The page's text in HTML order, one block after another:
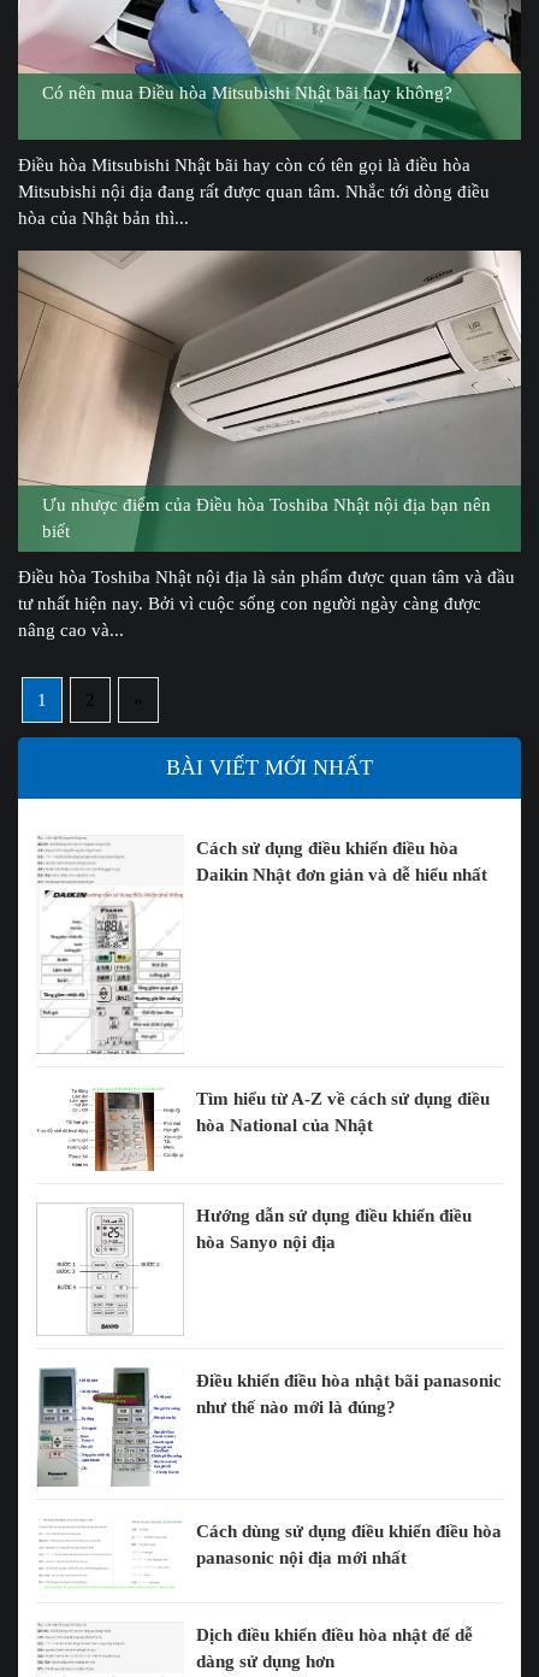
Có nên mua Điều hòa Mitsubishi Nhật bãi hay không?
Điều hòa Mitsubishi Nhật bãi hay còn có tên gọi là điều hòa
Mitsubishi nội địa đang rất được quan tâm. Nhắc tới dòng điều
hòa của Nhật bản thì...
Ưu nhược điểm của Điều hòa Toshiba Nhật nội địa bạn nên
biết
Điều hòa Toshiba Nhật nội địa là sản phẩm được quan tâm và đầu
tư nhất hiện nay. Bởi vì cuộc sống con người ngày càng được
nâng cao và...
1 2 »
BÀI VIẾT MỚI NHẤT
Cách sử dụng điều khiển điều hòa
Daikin Nhật đơn giản và dễ hiểu nhất
Tìm hiểu từ A-Z về cách sử dụng điều
hòa National của Nhật
Hướng dẫn sử dụng điều khiển điều
hòa Sanyo nội địa
Điều khiển điều hòa nhật bãi panasonic
như thế nào mới là đúng?
Cách dùng sử dụng điều khiển điều hòa
panasonic nội địa mới nhất
Dịch điều khiển điều hòa nhật để dễ
dàng sử dụng hơn